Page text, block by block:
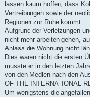
lassen kaum hoffen, dass
Vertreibungen sowie der
Regionen zur Ruhe kommt.
Aufgrund der Verletzungen
nicht mehr arbeiten gehen,
Anlass die Wohnung nicht
Dies waren nicht die ersten
musste er in den letzten
von den Medien nach den
OF THE INTERNATIONAL
Um wenigstens die